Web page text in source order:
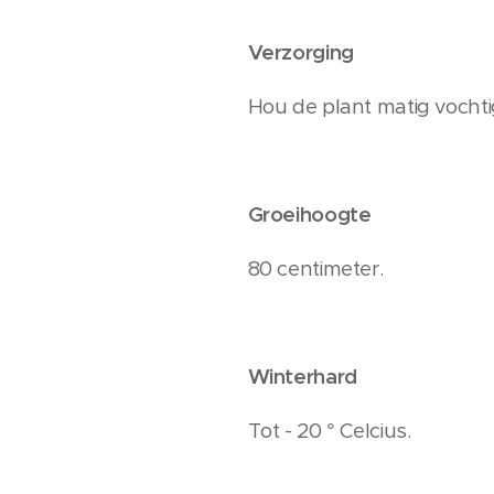
Verzorging
Hou de plant matig
Groeihoogte
80 centimeter.
Winterhard
Tot - 20 ° Celcius.